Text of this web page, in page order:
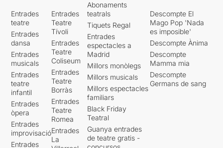
Entrades
teatre
Entrades
dansa
Entrades
musicals
Entrades
teatre
infantil
Entrades
òpera
Entrades
improvisació
Entrades
Entrades
Teatre
Tívoli
Entrades
Teatre
Coliseum
Entrades
Teatre
Borràs
Entrades
Teatre
Romea
Entrades
La
Abonaments
teatrals
Tiquets Regal
Entrades
espectacles a
Madrid
Millors monòlegs
Millors musicals
Millors espectacles
familiars
Black Friday
Teatral
Guanya entrades
de teatre gratis -
Descompte El
Mago Pop 'Nada
es imposible'
Descompte Ànima
Descompte
Mamma mia
Descompte
Germans de sang